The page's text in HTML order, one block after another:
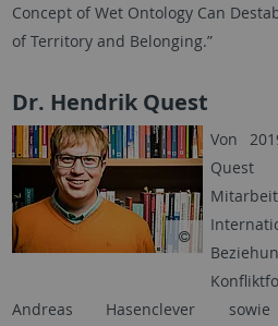
Concept of Wet Ontology Can
of Territory and Belonging.”
Dr. Hendrik Quest
Von
Quest
Andreas Hasenclever